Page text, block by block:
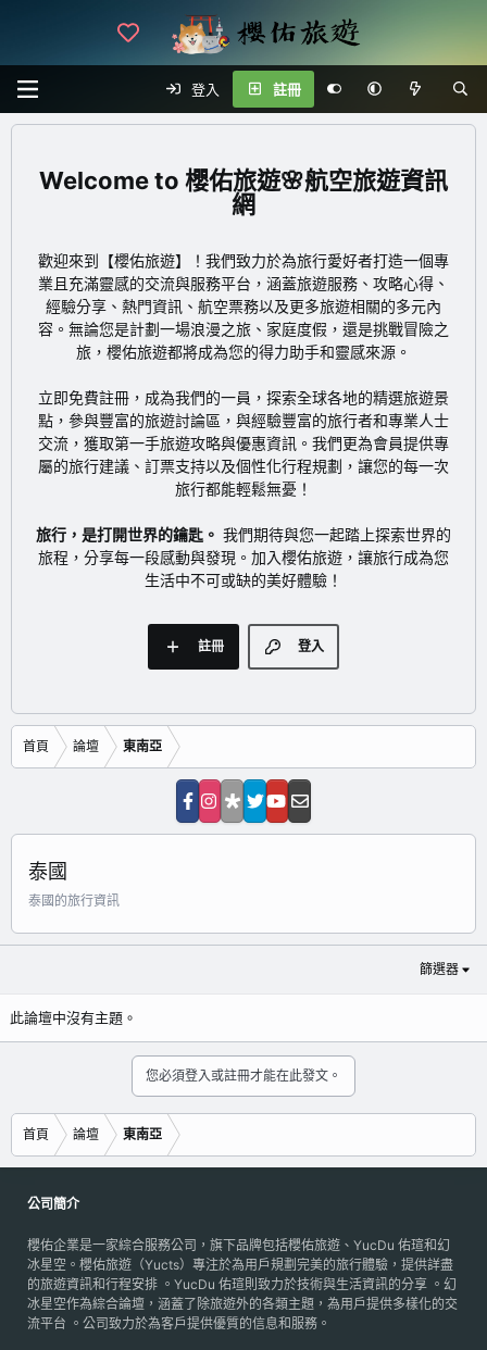
登入 註冊
櫻佑旅遊🌸航空旅遊資訊
網
歡迎來到【櫻佑旅遊】！我們致力於為旅行愛好者打造一個專
業且充滿靈感的交流與服務平台，涵蓋旅遊服務、攻略心得、
經驗分享、熱門資訊、航空票務以及更多旅遊相關的多元內
容。無論您是計劃一場浪漫之旅、家庭度假，還是挑戰冒險之
旅，櫻佑旅遊都將成為您的得力助手和靈感來源。
立即免費註冊 ，成為我們的一員，探索全球各地的精選旅遊景
點，參與豐富的旅遊討論區，與經驗豐富的旅行者和專業人士
交流，獲取第一手旅遊攻略與優惠資訊。我們更為會員提供專
屬的旅行建議、訂票支持以及個性化行程規劃，讓您的每一次
旅行都能輕鬆無憂！
旅行，是打開世界的鑰匙。 我們期待與您一起踏上探索世界的
旅程，分享每一段感動與發現。加入櫻佑旅遊，讓旅行成為您
生活中不可或缺的美好體驗！
登入
註冊
首頁 論壇 東南亞
泰國
泰國的旅行資訊
篩選器
此論壇中沒有主題。
您必須登入或註冊才能在此發文。
首頁 論壇 東南亞
公司簡介
櫻佑企業是一家綜合服務公司，旗下品牌包括櫻佑旅遊、YucDu 佑瑄和幻
冰星空。櫻佑旅遊（Yucts）專注於為用戶規劃完美的旅行體驗，提供詳盡
的旅遊資訊和行程安排 。YucDu 佑瑄則致力於技術與生活資訊的分享 。幻
冰星空作為綜合論壇，涵蓋了除旅遊外的各類主題，為用戶提供多樣化的交
流平台 。公司致力於為客戶提供優質的信息和服務。